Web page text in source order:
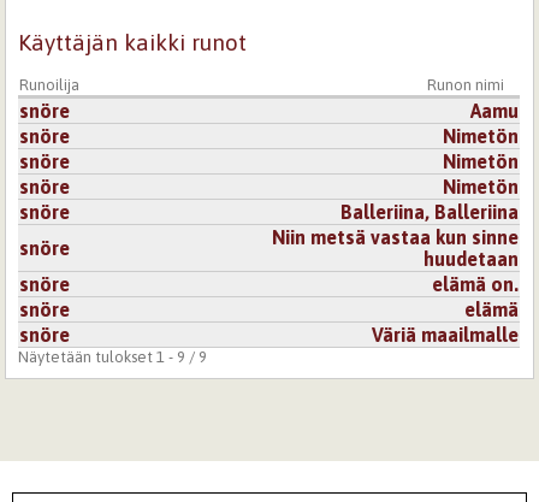
Käyttäjän kaikki runot
Runoilija Runon nimi
snöre
Aamu
snöre
Nimetön
snöre
Nimetön
snöre
Nimetön
snöre
Balleriina, Balleriina
snöre
Niin metsä vastaa kun sinne
huudetaan
snöre
elämä on.
snöre
elämä
snöre
Väriä maailmalle
Näytetään tulokset 1 - 9 / 9